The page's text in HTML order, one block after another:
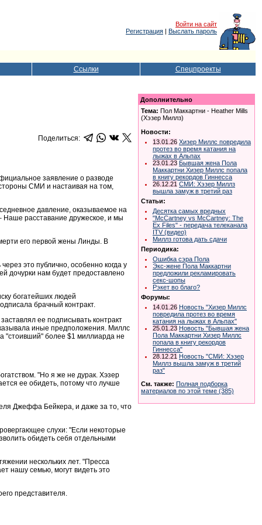
Войти на сайт
Регистрация | Выслать пароль
Ссылки Спецпроекты
Поделиться:
заявление о разводе
СМИ и настаивая на том,
давление, оказываемое на
Наше расставание дружеское, и мы
его первой жены Линды. В
это публично, особенно когда у
дочурки нам будет предоставлено
богатейших людей
брачный контракт.
ее подписывать контракт
иные предположения. Миллс
"стоивший" более $1 миллиарда не
"Но я же не дурак. Хэзер
ее обидеть, потому что лучше
Джеффа Бейкера, и даже за то, что
слухи: "Если некоторые
обидеть себя отдельными
нескольких лет. "Пресса
нашу семью, могут видеть это
представителя.
Дополнительно
Тема: Пол Маккартни - Heather Mills
(Хэзер Миллз)
Новости:
13.01.26 Хизер Миллс повредила
протез во время катания на
лыжах в Альпах
23.01.23 Бывшая жена Пола
Маккартни Хизер Миллс попала
в книгу рекордов Гиннесса
26.12.21 СМИ: Хэзер Миллз
вышла замуж в третий раз
Статьи:
Десятка самых вредных
"McCartney vs McCartney: The
Ex Files" - передача телеканала
ITV (видео)
Миллз готова дать сдачи
Периодика:
Ошибка сэра Пола
Экс-жене Пола Маккартни
предложили рекламировать
секс-шопы
Рэкет во благо?
Форумы:
14.01.26 Новость "Хизер Миллс
повредила протез во время
катания на лыжах в Альпах"
25.01.23 Новость "Бывшая жена
Пола Маккартни Хизер Миллс
попала в книгу рекордов
Гиннесса"
28.12.21 Новость "СМИ: Хэзер
Миллз вышла замуж в третий
раз"
См. также: Полная подборка
материалов по этой теме (385)